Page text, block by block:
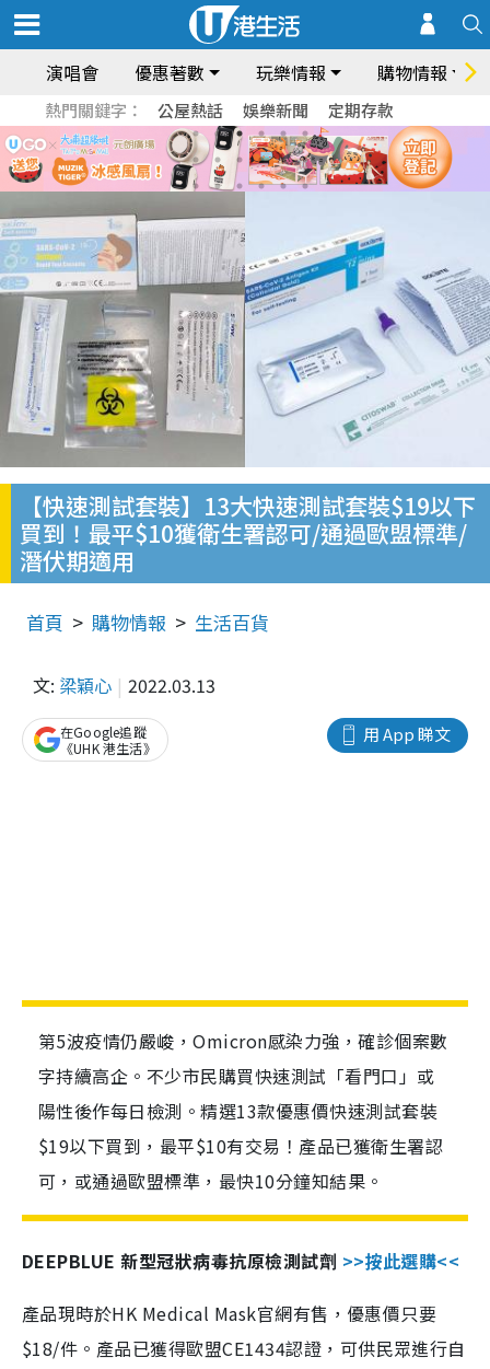
演唱會 優惠著數 玩樂情報 購物情報
熱門關鍵字： 公屋熱話 娛樂新聞 定期存款
【快速測試套裝】13大快速測試套裝$19以下
買到！最平$10獲衛生署認可/通過歐盟標準/
潛伏期適用
首頁 購物情報 生活百貨
文: 梁穎心 2022.03.13
用 App 睇文
在Google追蹤
《UHK 港生活》
第5波疫情仍嚴峻，Omicron感染力強，確診個案數
字持續高企。不少市民購買快速測試「看門口」或
陽性後作每日檢測。精選13款優惠價快速測試套裝
$19以下買到，最平$10有交易！產品已獲衛生署認
可，或通過歐盟標準，最快10分鐘知結果。
DEEPBLUE 新型冠狀病毒抗原檢測試劑 >>按此選購<<
產品現時於HK Medical Mask官網有售，優惠價只要
$18/件。產品已獲得歐盟CE1434認證，可供民眾進行自